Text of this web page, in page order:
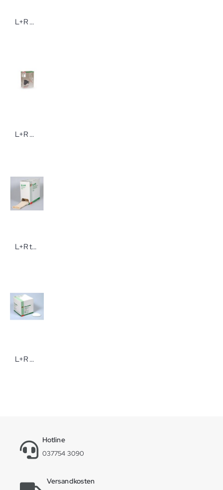
L+R Pro-ophta Augenlochkompressen Augenverband
L+R Cellacare Materna Comfort Schwangerschaftsorthese
L+R tg soft Polsterschlauchverband
L+R Pro-ophta Augenkissen Augenverband
Hotline
037754 3090
Versandkosten